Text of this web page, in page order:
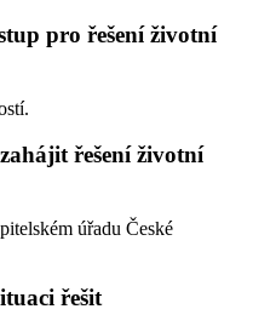
pro řešení životní
řešení životní
úřadu České
řešit